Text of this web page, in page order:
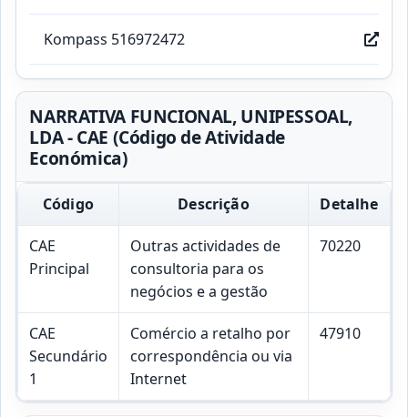
Kompass 516972472
NARRATIVA FUNCIONAL, UNIPESSOAL,
LDA - CAE (Código de Atividade
Económica)
Código Descrição Detalhe
CAE
Principal
Outras actividades de
consultoria para os
negócios e a gestão
70220
CAE
Secundário
1
Comércio a retalho por
correspondência ou via
Internet
47910